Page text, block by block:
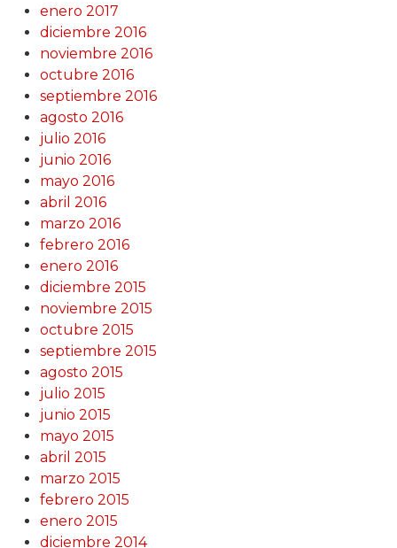
enero 2017
diciembre 2016
noviembre 2016
octubre 2016
septiembre 2016
agosto 2016
julio 2016
junio 2016
mayo 2016
abril 2016
marzo 2016
febrero 2016
enero 2016
diciembre 2015
noviembre 2015
octubre 2015
septiembre 2015
agosto 2015
julio 2015
junio 2015
mayo 2015
abril 2015
marzo 2015
febrero 2015
enero 2015
diciembre 2014